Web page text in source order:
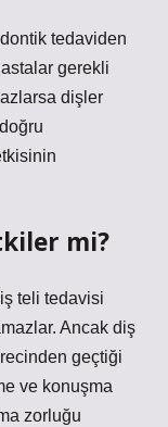
tedaviden
gerekli
dişler
mi?
teli tedavisi
Ancak diş
geçtiği
ve konuşma
zorluğu